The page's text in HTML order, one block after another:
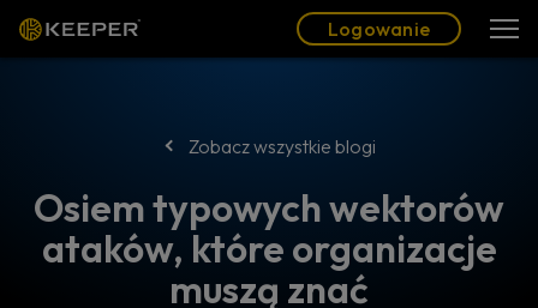
Logowanie
Zobacz wszystkie blogi
Osiem typowych wektorów
ataków, które organizacje
muszą znać